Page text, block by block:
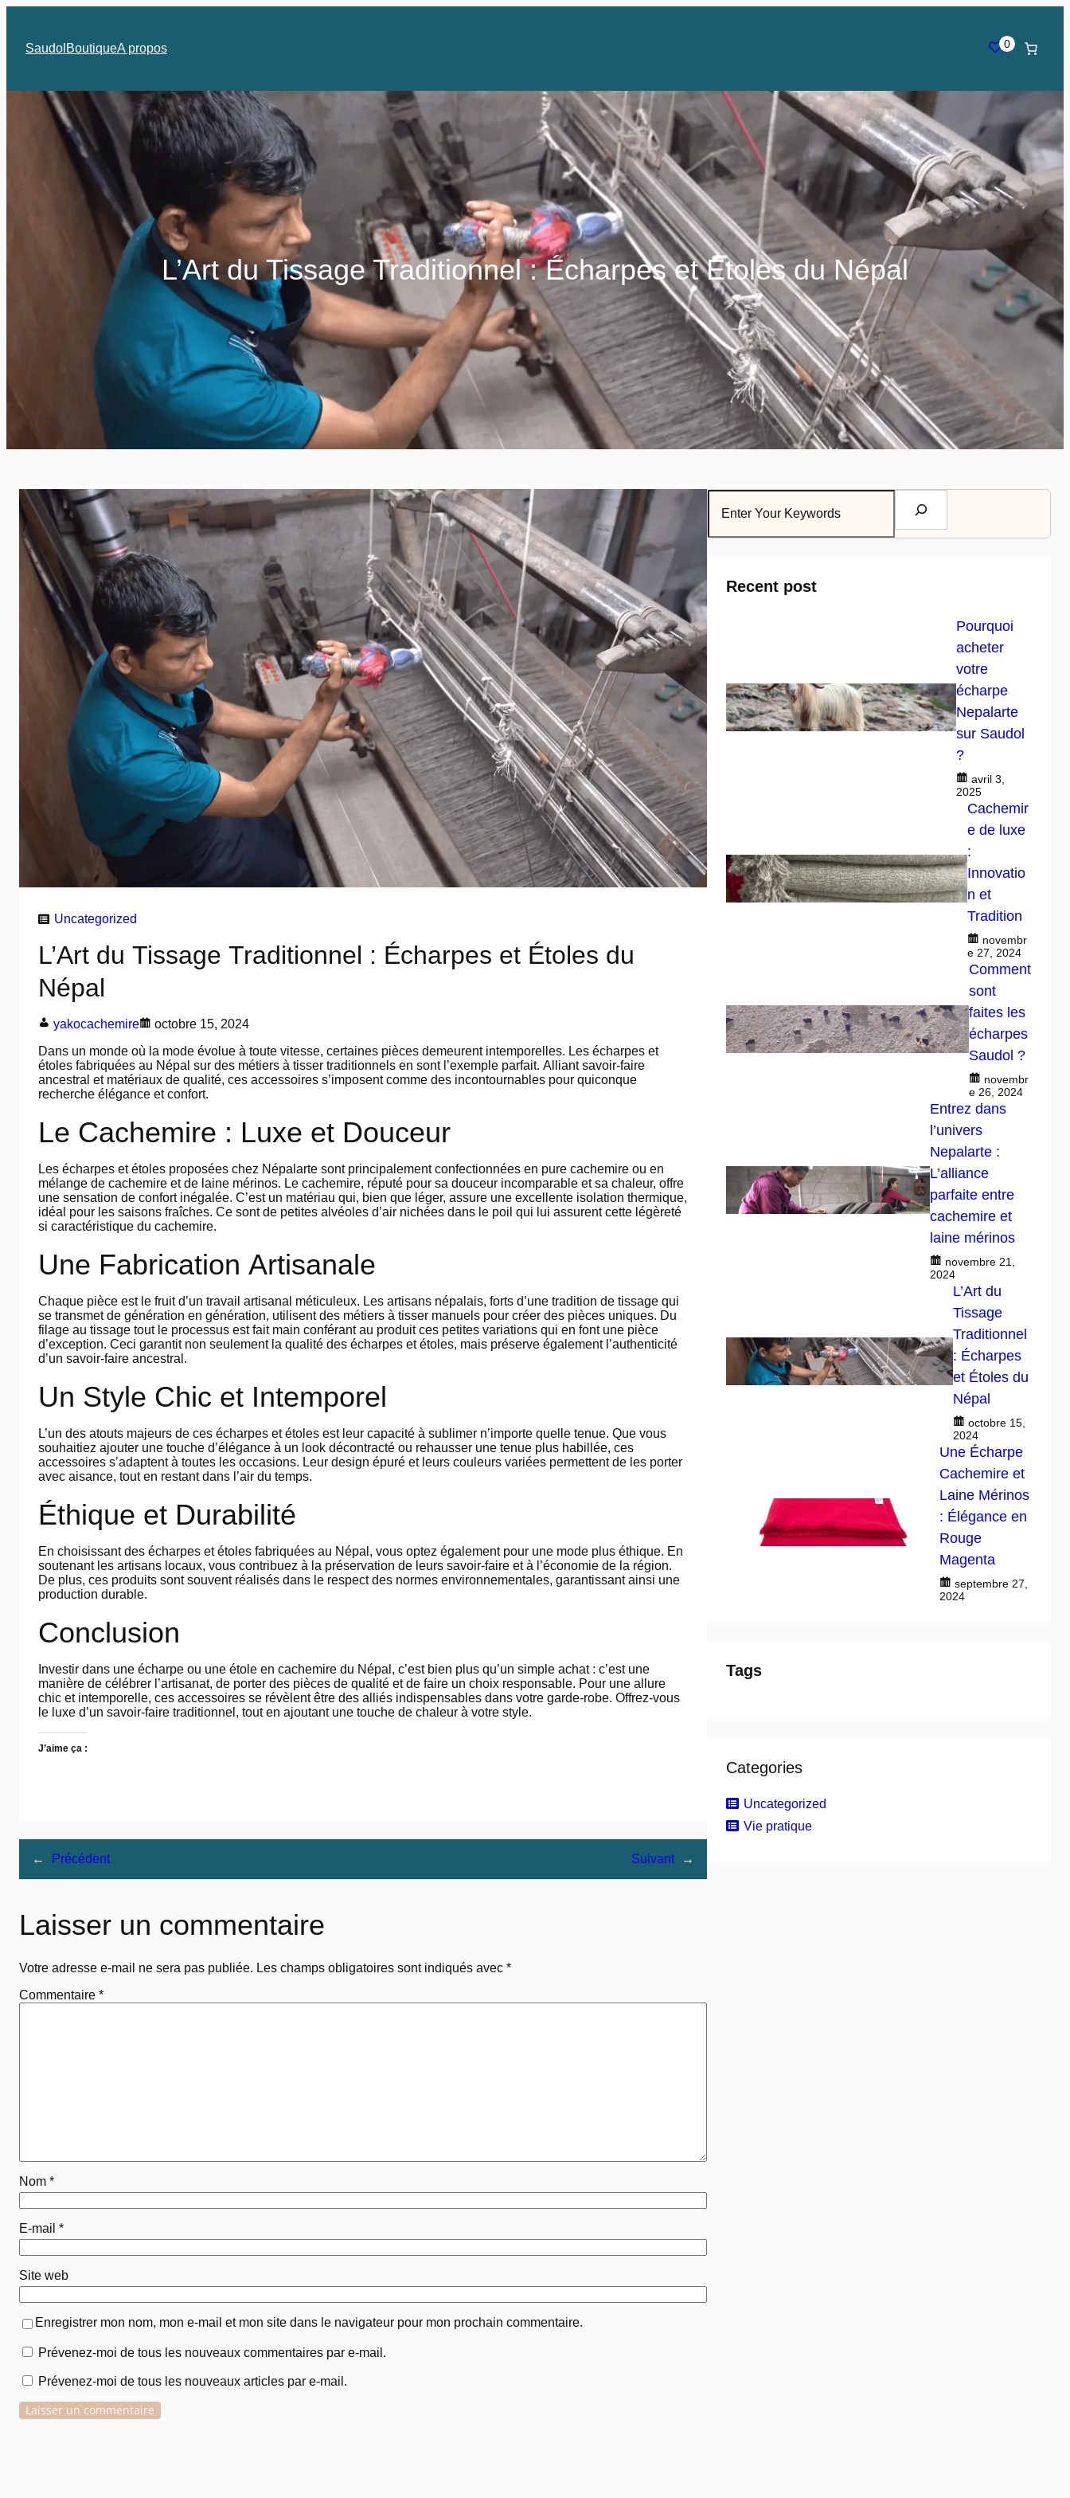
Saudol BoutiqueA propos 0
L’Art du Tissage Traditionnel : Écharpes et Étoles du Népal
Uncategorized
L’Art du Tissage Traditionnel : Écharpes et Étoles du
Népal
yakocachemire
octobre 15, 2024
Dans un monde où la mode évolue à toute vitesse, certaines pièces demeurent intemporelles. Les écharpes et
étoles fabriquées au Népal sur des métiers à tisser traditionnels en sont l’exemple parfait. Alliant savoir-faire
ancestral et matériaux de qualité, ces accessoires s’imposent comme des incontournables pour quiconque
recherche élégance et confort.
Le Cachemire : Luxe et Douceur
Les écharpes et étoles proposées chez Népalarte sont principalement confectionnées en pure cachemire ou en
mélange de cachemire et de laine mérinos. Le cachemire, réputé pour sa douceur incomparable et sa chaleur, offre
une sensation de confort inégalée. C’est un matériau qui, bien que léger, assure une excellente isolation thermique,
idéal pour les saisons fraîches. Ce sont de petites alvéoles d’air nichées dans le poil qui lui assurent cette légèreté
si caractéristique du cachemire.
Une Fabrication Artisanale
Chaque pièce est le fruit d’un travail artisanal méticuleux. Les artisans népalais, forts d’une tradition de tissage qui
se transmet de génération en génération, utilisent des métiers à tisser manuels pour créer des pièces uniques. Du
filage au tissage tout le processus est fait main conférant au produit ces petites variations qui en font une pièce
d’exception. Ceci garantit non seulement la qualité des écharpes et étoles, mais préserve également l’authenticité
d’un savoir-faire ancestral.
Un Style Chic et Intemporel
L’un des atouts majeurs de ces écharpes et étoles est leur capacité à sublimer n’importe quelle tenue. Que vous
souhaitiez ajouter une touche d’élégance à un look décontracté ou rehausser une tenue plus habillée, ces
accessoires s’adaptent à toutes les occasions. Leur design épuré et leurs couleurs variées permettent de les porter
avec aisance, tout en restant dans l’air du temps.
Éthique et Durabilité
En choisissant des écharpes et étoles fabriquées au Népal, vous optez également pour une mode plus éthique. En
soutenant les artisans locaux, vous contribuez à la préservation de leurs savoir-faire et à l’économie de la région.
De plus, ces produits sont souvent réalisés dans le respect des normes environnementales, garantissant ainsi une
production durable.
Conclusion
Investir dans une écharpe ou une étole en cachemire du Népal, c’est bien plus qu’un simple achat : c’est une
manière de célébrer l’artisanat, de porter des pièces de qualité et de faire un choix responsable. Pour une allure
chic et intemporelle, ces accessoires se révèlent être des alliés indispensables dans votre garde-robe. Offrez-vous
le luxe d’un savoir-faire traditionnel, tout en ajoutant une touche de chaleur à votre style.
J’aime ça :
← Précédent Suivant →
Laisser un commentaire
Votre adresse e-mail ne sera pas publiée. Les champs obligatoires sont indiqués avec *
Commentaire *
Nom *
E-mail *
Site web
Enregistrer mon nom, mon e-mail et mon site dans le navigateur pour mon prochain commentaire.
Prévenez-moi de tous les nouveaux commentaires par e-mail.
Prévenez-moi de tous les nouveaux articles par e-mail.
Recent post
Pourquoi
acheter
votre
écharpe
Nepalarte
sur Saudol
?
avril 3,
2025
Cachemir
e de luxe
:
Innovatio
n et
Tradition
novembr
e 27, 2024
Comment
sont
faites les
écharpes
Saudol ?
novembr
e 26, 2024
Entrez dans
l’univers
Nepalarte :
L’alliance
parfaite entre
cachemire et
laine mérinos
novembre 21,
2024
L’Art du
Tissage
Traditionnel
: Écharpes
et Étoles du
Népal
octobre 15,
2024
Une Écharpe
Cachemire et
Laine Mérinos
: Élégance en
Rouge
Magenta
septembre 27,
2024
Tags
Categories
Uncategorized
Vie pratique